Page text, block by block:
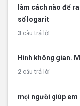
làm cách nào để
số logarit
3 câu trả lời
Hình không gian.
2 câu trả lời
mọi người giúp em